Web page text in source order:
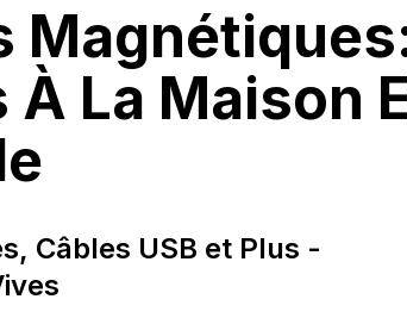
La Maison
Câbles USB et Plus -